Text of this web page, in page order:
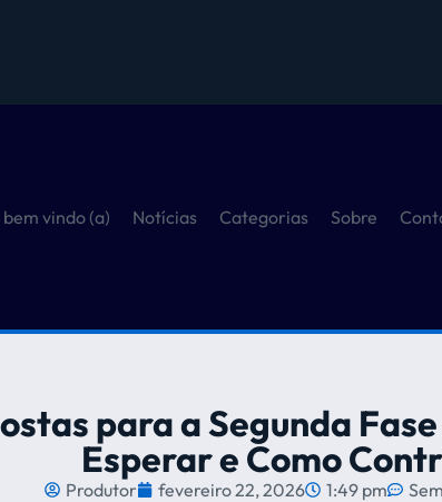
vindo (a) Notícias Categorias Sobre
para a Segunda
Esperar e Como
Produtor fevereiro 22, 2026 1:49 pm